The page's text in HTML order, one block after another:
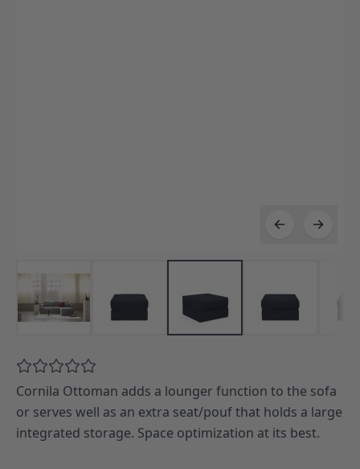
Cornila Ottoman adds a lounger function to the sofa
or serves well as an extra seat/pouf that holds a large
integrated storage. Space optimization at its best.